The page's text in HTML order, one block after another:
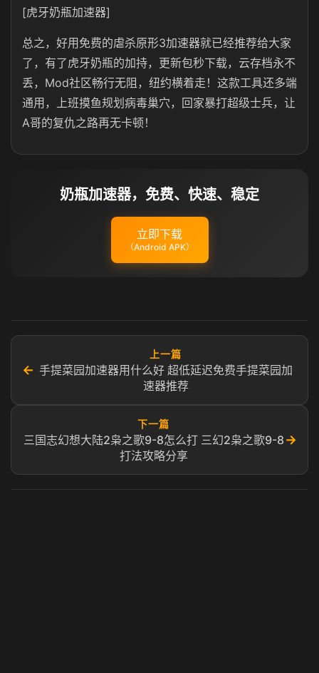
[虎牙奶瓶加速器]
总之，好用免费的虐杀原形3加速器就已经推荐给大家
了，有了虎牙奶瓶的加持，更新包秒下载，云存档永不
丢，Mod社区畅行无阻，纽约横着走！这款工具还多端
通用，上班摸鱼规划病毒巢穴，回家暴打超级士兵，让
A哥的复仇之路再无卡顿！
奶瓶加速器，免费、快速、稳定
立即下载
（Android APK）
←
上一篇
手提菜园加速器用什么好 超低延迟免费手提菜园加
速器推荐
下一篇
三国志幻想大陆2枭之歌9-8怎么打 三幻2枭之歌9-8
打法攻略分享
→